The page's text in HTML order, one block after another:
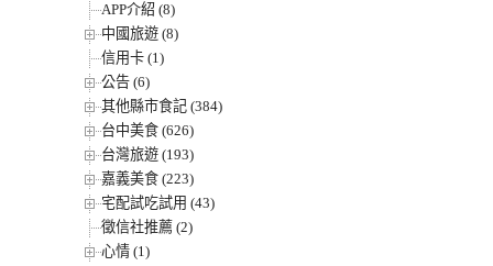
APP介紹 (8)
中國旅遊 (8)
信用卡 (1)
公告 (6)
其他縣市食記 (384)
台中美食 (626)
台灣旅遊 (193)
嘉義美食 (223)
宅配試吃試用 (43)
徵信社推薦 (2)
心情 (1)